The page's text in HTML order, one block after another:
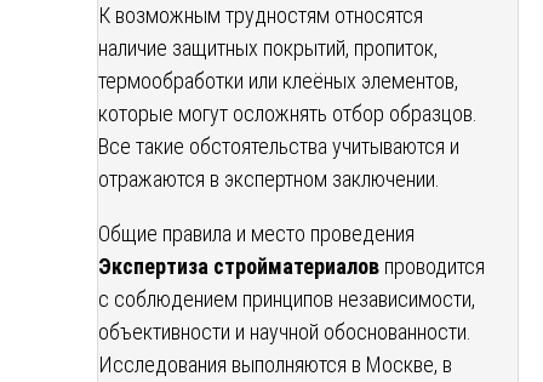
К возможным трудностям относятся
наличие защитных покрытий, пропиток,
термообработки или клеёных элементов,
которые могут осложнять отбор образцов.
Все такие обстоятельства учитываются и
отражаются в экспертном заключении.
Общие правила и место проведения
Экспертиза стройматериалов проводится
с соблюдением принципов независимости,
объективности и научной обоснованности.
Исследования выполняются в Москве, в